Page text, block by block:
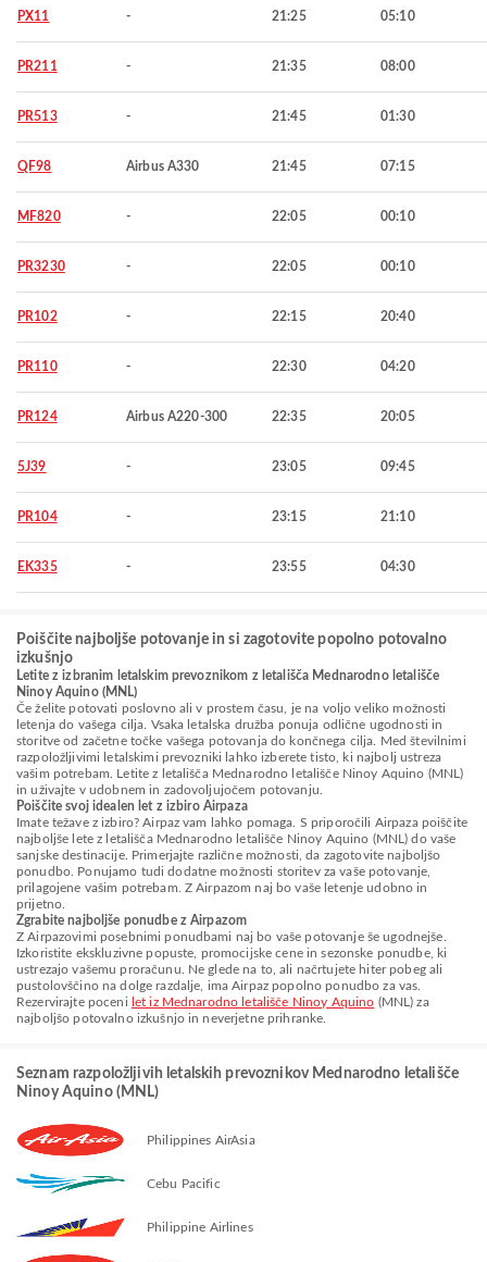
PX11 - 21:25 05:10
PR211 - 21:35 08:00
PR513 - 21:45 01:30
QF98 Airbus A330 21:45 07:15
MF820 - 22:05 00:10
PR3230 - 22:05 00:10
PR102 - 22:15 20:40
PR110 - 22:30 04:20
PR124 Airbus A220-300 22:35 20:05
5J39 - 23:05 09:45
PR104 - 23:15 21:10
EK335 - 23:55 04:30
Poiščite najboljše potovanje in si zagotovite popolno potovalno
izkušnjo
Letite z izbranim letalskim prevoznikom z letališča Mednarodno letališče
Ninoy Aquino (MNL)
Če želite potovati poslovno ali v prostem času, je na voljo veliko možnosti
letenja do vašega cilja. Vsaka letalska družba ponuja odlične ugodnosti in
storitve od začetne točke vašega potovanja do končnega cilja. Med številnimi
razpoložljivimi letalskimi prevozniki lahko izberete tisto, ki najbolj ustreza
vašim potrebam. Letite z letališča Mednarodno letališče Ninoy Aquino (MNL)
in uživajte v udobnem in zadovoljujočem potovanju.
Poiščite svoj idealen let z izbiro Airpaza
Imate težave z izbiro? Airpaz vam lahko pomaga. S priporočili Airpaza poiščite
najboljše lete z letališča Mednarodno letališče Ninoy Aquino (MNL) do vaše
sanjske destinacije. Primerjajte različne možnosti, da zagotovite najboljšo
ponudbo. Ponujamo tudi dodatne možnosti storitev za vaše potovanje,
prilagojene vašim potrebam. Z Airpazom naj bo vaše letenje udobno in
prijetno.
Zgrabite najboljše ponudbe z Airpazom
Z Airpazovimi posebnimi ponudbami naj bo vaše potovanje še ugodnejše.
Izkoristite ekskluzivne popuste, promocijske cene in sezonske ponudbe, ki
ustrezajo vašemu proračunu. Ne glede na to, ali načrtujete hiter pobeg ali
pustolovščino na dolge razdalje, ima Airpaz popolno ponudbo za vas.
Rezervirajte poceni let iz Mednarodno letališče Ninoy Aquino (MNL) za
najboljšo potovalno izkušnjo in neverjetne prihranke.
Seznam razpoložljivih letalskih prevoznikov Mednarodno letališče
Ninoy Aquino (MNL)
Philippines AirAsia
Cebu Pacific
Philippine Airlines